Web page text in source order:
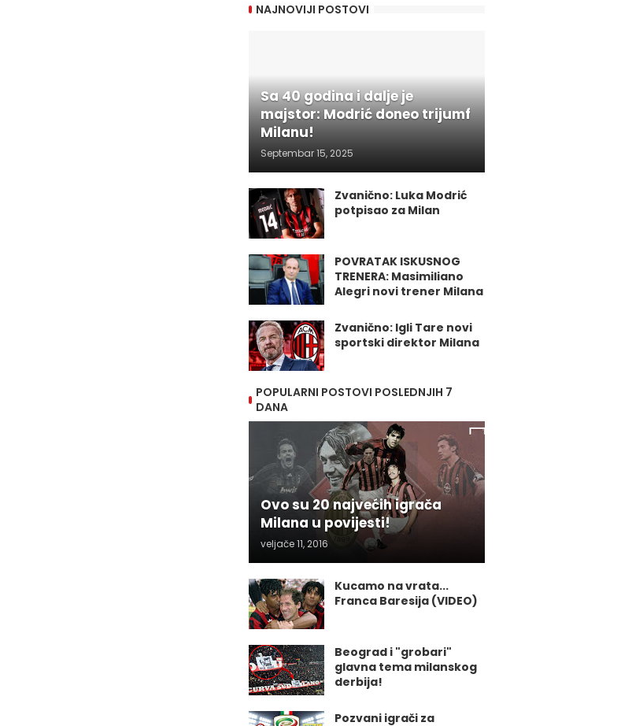
NAJNOVIJI POSTOVI
Sa 40 godina i dalje je
majstor: Modrić doneo trijumf
Milanu!
Septembar 15, 2025
Zvanično: Luka Modrić
potpisao za Milan
POVRATAK ISKUSNOG
TRENERA: Masimiliano
Alegri novi trener Milana
Zvanično: Igli Tare novi
sportski direktor Milana
POPULARNI POSTOVI POSLEDNJIH 7
DANA
Ovo su 20 najvećih igrača
Milana u povijesti!
veljače 11, 2016
Kucamo na vrata...
Franca Baresija (VIDEO)
Beograd i "grobari"
glavna tema milanskog
derbija!
Pozvani igrači za